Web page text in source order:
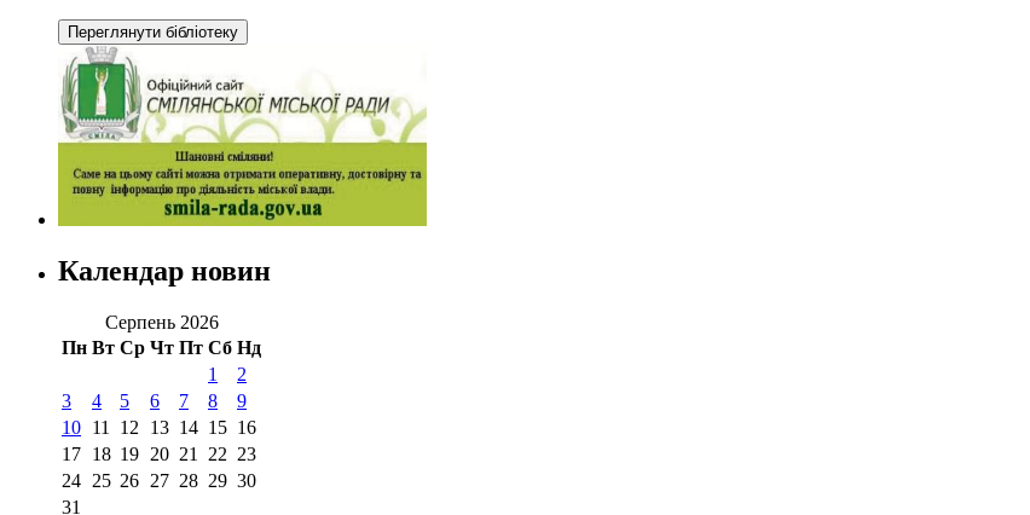
Календар новин
Серпень 2026
Пн Вт Ср Чт Пт Сб Нд
1
2
3
4 5 6 7 8
9
10 11 12 13 14 15 16
17 18 19 20 21 22 23
24 25 26 27 28 29 30
31